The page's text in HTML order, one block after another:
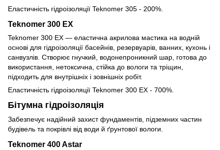
Еластичність гідроізоляції Teknomer 305 - 200%.
Teknomer 300 EX
Teknomer 300 EX — еластична акрилова мастика на водній
основі для гідроізоляції басейнів, резервуарів, ванних, кухонь і
санвузлів. Створює гнучкий, водонепроникний шар, готова до
використання, нетоксична, стійка до вологи та тріщин,
підходить для внутрішніх і зовнішніх робіт.
Еластичність гідроізоляції Teknomer 300 EX - 700%.
Бітумна гідроізоляція
Забезпечує надійний захист фундаментів, підземних частин
будівель та покрівлі від води й ґрунтової вологи.
Teknomer 400 Astar